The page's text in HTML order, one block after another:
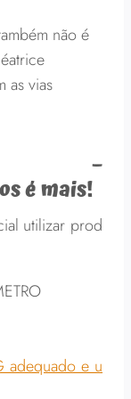
não é
as vias
é mais!
utilizar prod
adequado e u